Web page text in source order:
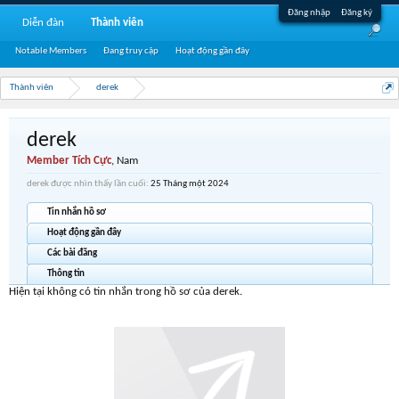
Đăng nhập Đăng ký
Thành viên derek
derek
Member Tích Cực, Nam
derek được nhìn thấy lần cuối: 25 Tháng một 2024
Tin nhắn hồ sơ
Hoạt động gần đây
Các bài đăng
Thông tin
Hiện tại không có tin nhắn trong hồ sơ của derek.
Diễn đàn Thành viên
Notable Members Đang truy cập Hoạt động gần đây